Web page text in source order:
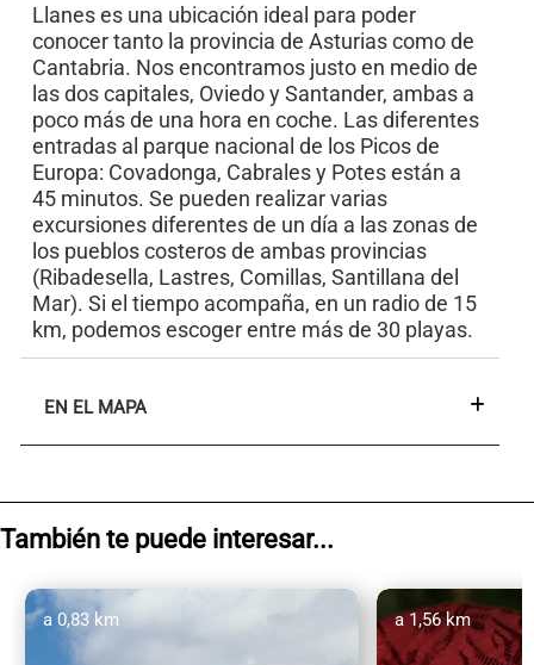
Llanes es una ubicación ideal para poder
conocer tanto la provincia de Asturias como de
Cantabria. Nos encontramos justo en medio de
las dos capitales, Oviedo y Santander, ambas a
poco más de una hora en coche. Las diferentes
entradas al parque nacional de los Picos de
Europa: Covadonga, Cabrales y Potes están a
45 minutos. Se pueden realizar varias
excursiones diferentes de un día a las zonas de
los pueblos costeros de ambas provincias
(Ribadesella, Lastres, Comillas, Santillana del
Mar). Si el tiempo acompaña, en un radio de 15
km, podemos escoger entre más de 30 playas.
EN EL MAPA
También te puede interesar...
a 0,83 km a 1,56 km